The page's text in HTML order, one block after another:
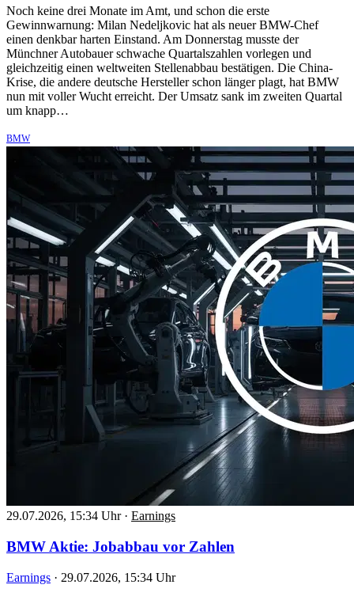
Noch keine drei Monate im Amt, und schon die erste
Gewinnwarnung: Milan Nedeljkovic hat als neuer BMW-Chef
einen denkbar harten Einstand. Am Donnerstag musste der
Münchner Autobauer schwache Quartalszahlen vorlegen und
gleichzeitig einen weltweiten Stellenabbau bestätigen. Die China-
Krise, die andere deutsche Hersteller schon länger plagt, hat BMW
nun mit voller Wucht erreicht. Der Umsatz sank im zweiten Quartal
um knapp…
BMW
29.07.2026, 15:34 Uhr · Earnings
BMW Aktie: Jobabbau vor Zahlen
Earnings · 29.07.2026, 15:34 Uhr